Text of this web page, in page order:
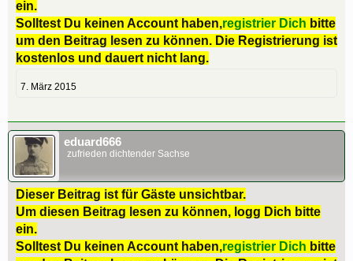
ein.
Solltest Du keinen Account haben,registrier Dich bitte
um den Beitrag lesen zu können. Die Registrierung ist
kostenlos und dauert nicht lang.
7. März 2015
eduard666
zufrieden dichtender Sachse
Dieser Beitrag ist für Gäste unsichtbar.
Um diesen Beitrag lesen zu können, logg Dich bitte
ein.
Solltest Du keinen Account haben,registrier Dich bitte